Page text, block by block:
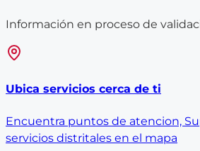
Información en proceso de
Ubica servicios cerca de ti
Encuentra puntos de atencion,
servicios distritales en el mapa